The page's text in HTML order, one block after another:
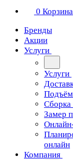
0 Корзина
Бренды
Акции
Услуги
Услуги
Подъём
Сборка
Замер
онлайн
Компания